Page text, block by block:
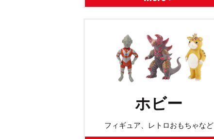
ホビー
フィギュア、レトロおもちゃなど